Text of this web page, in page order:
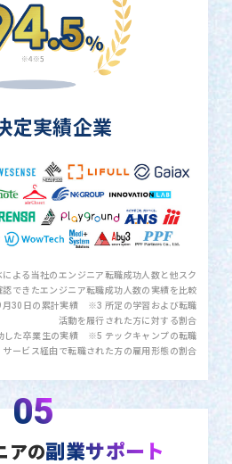
定実績企業
よる当社のエンジニア転職成功人数と他スク
できたエンジニア転職成功人数の実績を比較
30日の累計実績 ※3 所定の学習および転職
活動を履行された方に対する割合
た卒業生の実績 ※5 テックキャンプの転職
サービス経由で転職された方の雇用形態の割合
05
アの副業サポート